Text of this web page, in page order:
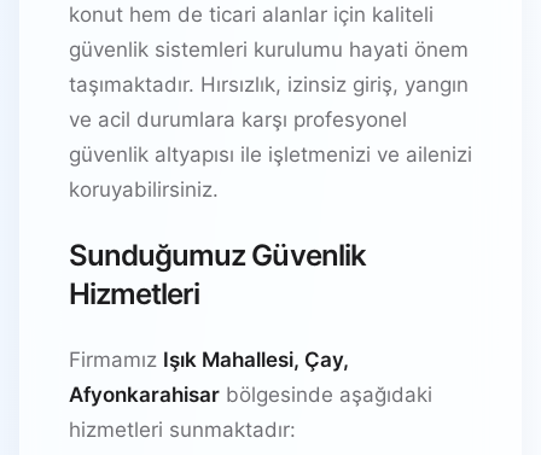
konut hem de ticari alanlar için kaliteli
güvenlik sistemleri kurulumu hayati önem
taşımaktadır. Hırsızlık, izinsiz giriş, yangın
ve acil durumlara karşı profesyonel
güvenlik altyapısı ile işletmenizi ve ailenizi
koruyabilirsiniz.
Sunduğumuz Güvenlik
Hizmetleri
Firmamız Işık Mahallesi, Çay,
Afyonkarahisar bölgesinde aşağıdaki
hizmetleri sunmaktadır: